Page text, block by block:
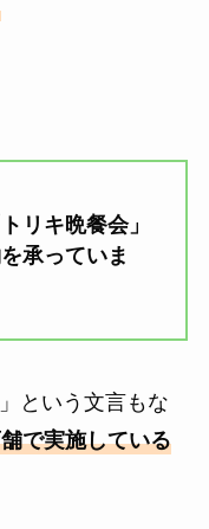
リキ晩餐会」
承っていま
という文言もな
で実施している